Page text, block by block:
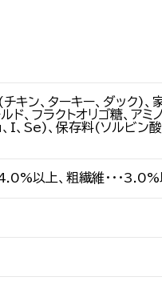
チキン、ターキー、ダック)
ド、フラクトオリゴ糖、ア
、Se)、保存料(ソルビン酸
以上、粗繊維・・・